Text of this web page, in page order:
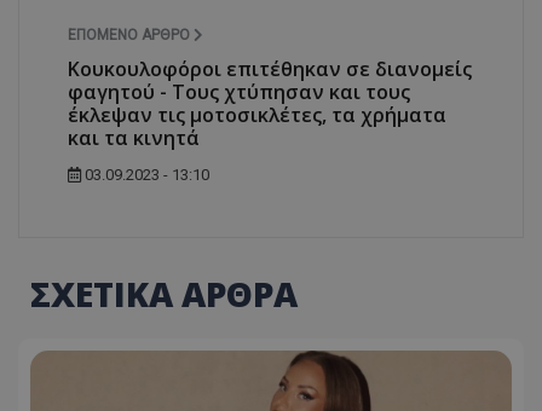
ΕΠΌΜΕΝΟ ΆΡΘΡΟ
Κουκουλοφόροι επιτέθηκαν σε διανομείς
φαγητού - Τους χτύπησαν και τους
έκλεψαν τις μοτοσικλέτες, τα χρήματα
και τα κινητά
03.09.2023 - 13:10
ΣΧΕΤΙΚΑ ΑΡΘΡΑ